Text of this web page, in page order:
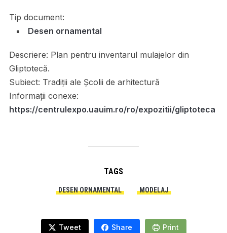
Tip document:
Desen ornamental
Descriere: Plan pentru inventarul mulajelor din
Gliptotecă.
Subiect: Tradiții ale Școlii de arhitectură
Informații conexe:
https://centrulexpo.uauim.ro/ro/expozitii/gliptoteca
TAGS
DESEN ORNAMENTAL MODELAJ
Tweet Share Print